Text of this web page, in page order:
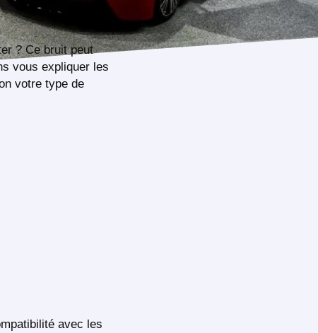
? Ce bruit peut
vous expliquer les
votre type de
avec les